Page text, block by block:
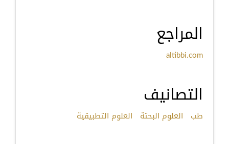
المراجع
altibbi.com
التصانيف
طب العلوم البحتة العلوم التطبيقية